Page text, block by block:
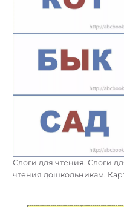
Слоги для чтения. Слоги
чтения дошкольникам.